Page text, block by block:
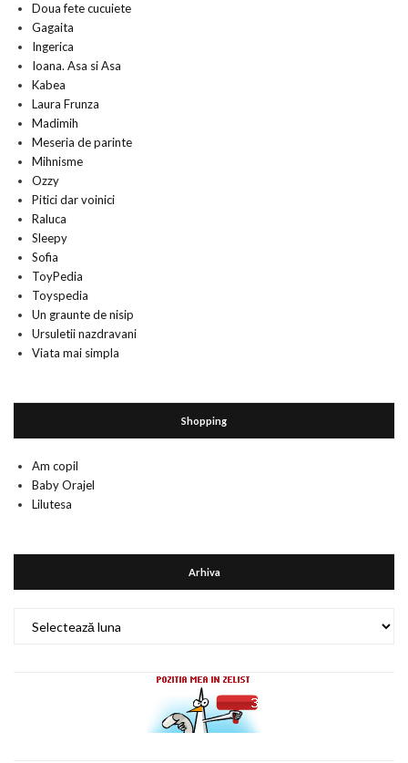
Doua fete cucuiete
Gagaita
Ingerica
Ioana. Asa si Asa
Kabea
Laura Frunza
Madimih
Meseria de parinte
Mihnisme
Ozzy
Pitici dar voinici
Raluca
Sleepy
Sofia
ToyPedia
Toyspedia
Un graunte de nisip
Ursuletii nazdravani
Viata mai simpla
Shopping
Am copil
Baby Orajel
Lilutesa
Arhiva